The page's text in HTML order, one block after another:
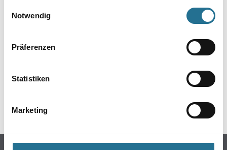
Notwendig
Präferenzen
Statistiken
Marketing
GEFAHRENHINWEISE